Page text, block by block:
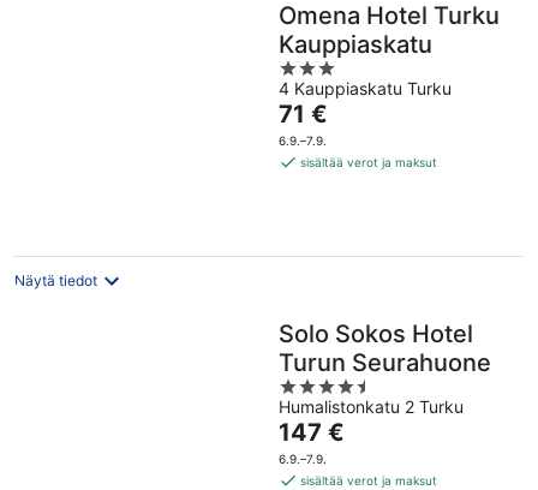
Omena Hotel Turku
Kauppiaskatu
3
out
of
5
4 Kauppiaskatu Turku
Hinta
on
71 €
71 €
6.9.–7.9.
sisältää verot ja maksut
Näytä tiedot
Solo Sokos Hotel
Turun Seurahuone
4.5
out
of
5
Humalistonkatu 2 Turku
Hinta
on
147 €
147 €
6.9.–7.9.
sisältää verot ja maksut